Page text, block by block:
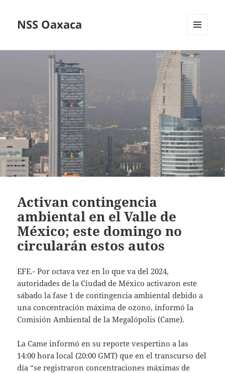
NSS Oaxaca
WIDGETS
Activan contingencia
ambiental en el Valle de
México; este domingo no
circularán estos autos
EFE.- Por octava vez en lo que va del 2024,
autoridades de la Ciudad de México activaron este
sábado la fase 1 de contingencia ambiental debido a
una concentración máxima de ozono, informó la
Comisión Ambiental de la Megalópolis (Came).
La Came informó en su reporte vespertino a las
14:00 hora local (20:00 GMT) que en el transcurso del
día “se registraron concentraciones máximas de